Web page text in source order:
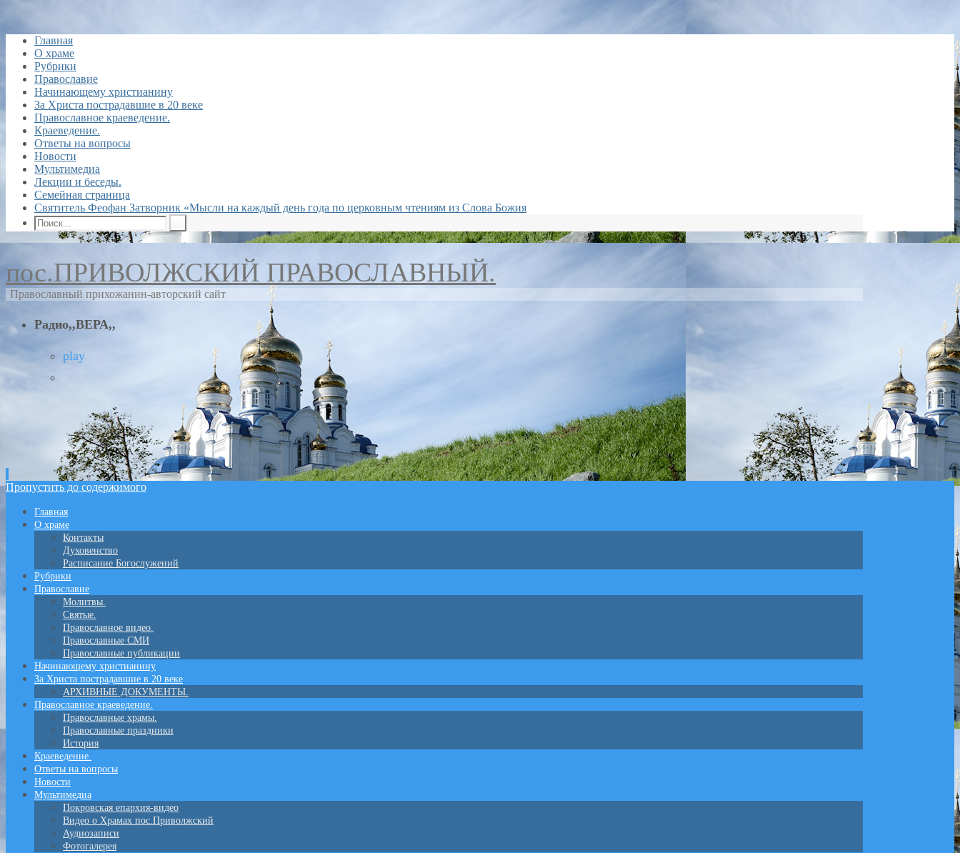
Главная
О храме
Рубрики
Православие
Начинающему христианину
За Христа пострадавшие в 20 веке
Православное краеведение.
Краеведение.
Ответы на вопросы
Новости
Мультимедиа
Лекции и беседы.
Семейная страница
Святитель Феофан Затворник «Мысли на каждый день года по церковным чтениям из Слова Божия
пос.ПРИВОЛЖСКИЙ ПРАВОСЛАВНЫЙ.
Православный прихожанин-авторский сайт
Радио,,ВЕРА,,
play
Пропустить до содержимого
Главная
О храме
Контакты
Духовенство
Расписание Богослужений
Рубрики
Православие
Молитвы.
Святые.
Православное видео.
Православные СМИ
Православные публикации
Начинающему христианину
За Христа пострадавшие в 20 веке
АРХИВНЫЕ ДОКУМЕНТЫ.
Православное краеведение.
Православные храмы.
Православные праздники
История
Краеведение.
Ответы на вопросы
Новости
Мультимедиа
Покровская епархия-видео
Видео о Храмах пос.Приволжский
Аудиозаписи
Фотогалерея